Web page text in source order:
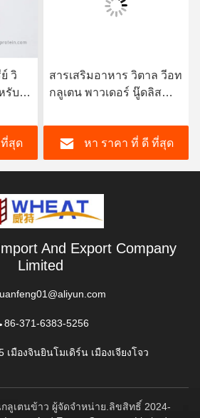
วิ
รับ
สุด
สารเสริมอาหาร วิตาล วีอท
กลูเตน พาวเดอร์ นู๊ดลิส
หา ราคา ที่ ดี ที่สุด
And Export Company
Limited
86-371-6383-5256
เมืองจินยินโมเดิร์น เมืองเจียงโจว
เตนข้าว ผู้จัดจําหน่าย.ลิขสิทธิ์ 2024-